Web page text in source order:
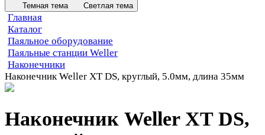
Темная тема Светлая тема
Главная
Каталог
Паяльное оборудование
Паяльные станции Weller
Наконечники
Наконечник Weller XT DS, круглый, 5.0мм, длина 35мм
Наконечник Weller XT DS,